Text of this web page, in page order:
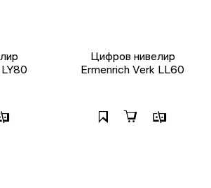
Цифров нивелир
Ermenrich Verk LL60